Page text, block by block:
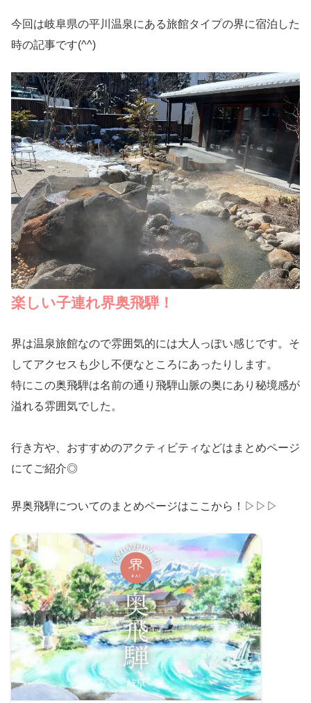
今回は岐阜県の平川温泉にある旅館タイプの界に宿泊した
時の記事です(^^)
楽しい子連れ界奥飛騨！
界は温泉旅館なので雰囲気的には大人っぽい感じです。そ
してアクセスも少し不便なところにあったりします。
特にこの奥飛騨は名前の通り飛騨山脈の奥にあり秘境感が
溢れる雰囲気でした。
行き方や、おすすめのアクティビティなどはまとめページ
にてご紹介◎
界奥飛騨についてのまとめページはここから！▷▷▷